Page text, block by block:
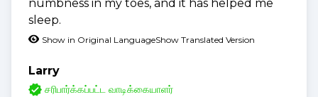
numbness in my toes, and it has helped me
sleep.
Show in Original LanguageShow Translated Version
Larry
சரிபார்க்கப்பட்ட வாடிக்கையாளர்